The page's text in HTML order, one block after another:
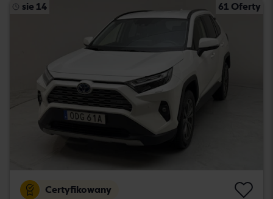
sie 14 61 Oferty
Certyfikowany